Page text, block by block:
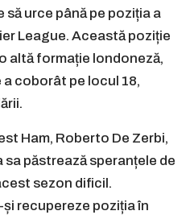
să urce până pe poziția a
League. Această poziție
altă formație londoneză,
coborât pe locul 18,
Ham, Roberto De Zerbi,
păstrează speranțele de
sezon dificil.
recupereze poziția în